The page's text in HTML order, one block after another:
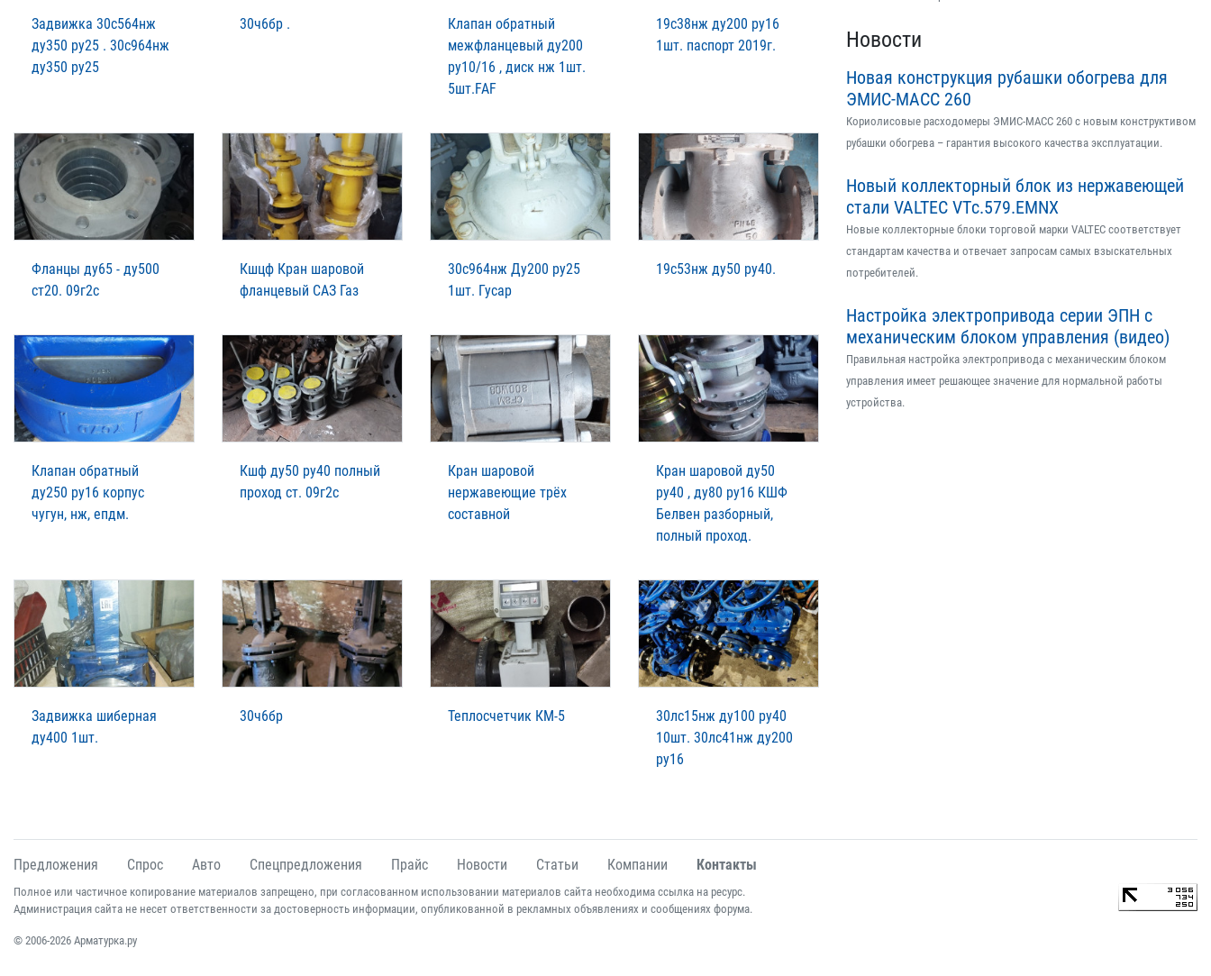
Задвижка 30с564нж
ду350 ру25 . 30с964нж
ду350 ру25
30ч6бр .
Клапан обратный
межфланцевый ду200
ру10/16 , диск нж 1шт.
5шт.FAF
19с38нж ду200 ру16
1шт. паспорт 2019г.
Фланцы ду65 - ду500
ст20. 09г2с
Кшцф Кран шаровой
фланцевый САЗ Газ
30с964нж Ду200 ру25
1шт. Гусар
19с53нж ду50 ру40.
Клапан обратный
ду250 ру16 корпус
чугун, нж, епдм.
Кшф ду50 ру40 полный
проход ст. 09г2с
Кран шаровой
нержавеющие трёх
составной
Кран шаровой ду50
ру40 , ду80 ру16 КШФ
Белвен разборный,
полный проход.
Задвижка шиберная
ду400 1шт.
30ч6бр Теплосчетчик КМ-5
30лс15нж ду100 ру40
10шт. 30лс41нж ду200
ру16
Новости
Новая конструкция рубашки обогрева для
ЭМИС-МАСС 260
Кориолисовые расходомеры ЭМИС-МАСС 260 с новым конструктивом
рубашки обогрева – гарантия высокого качества эксплуатации.
Новый коллекторный блок из нержавеющей
стали VALTEC VTс.579.EMNX
Новые коллекторные блоки торговой марки VALTEC соответствует
стандартам качества и отвечает запросам самых взыскательных
потребителей.
Настройка электропривода серии ЭПН с
механическим блоком управления (видео)
Правильная настройка электропривода с механическим блоком
управления имеет решающее значение для нормальной работы
устройства.
Предложения Спрос Авто Спецпредложения Прайс Новости Статьи Компании Контакты
Полное или частичное копирование материалов запрещено, при согласованном использовании материалов сайта необходима ссылка на ресурс.
Администрация сайта не несет ответственности за достоверность информации, опубликованной в рекламных объявлениях и сообщениях форума.
© 2006-2026 Арматурка.ру